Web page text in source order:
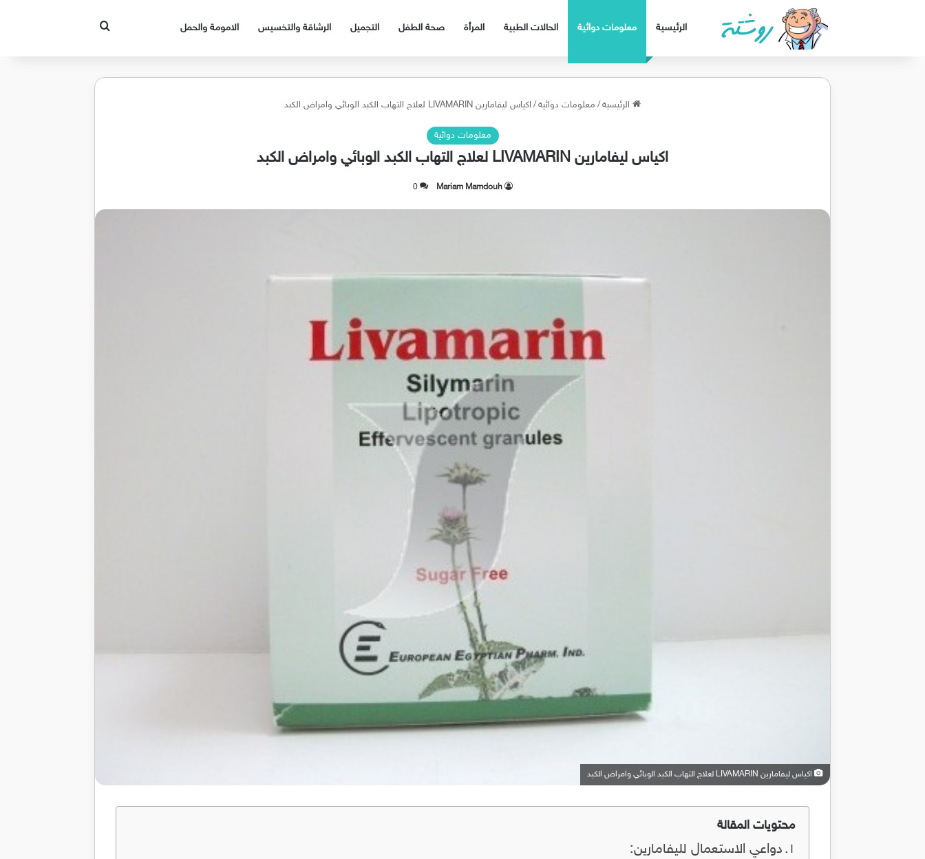
الرئيسية معلومات دوائية الحالات الطبية المرأة صحة الطفل التجميل الرشاقة والتخسيس الامومة والحمل بحث عن
الرئيسية/ معلومات دوائية/ اكياس ليفامارين LIVAMARIN لعلاج التهاب الكبد الوبائي وامراض الكبد
معلومات دوائية
اكياس ليفامارين LIVAMARIN لعلاج التهاب الكبد الوبائي وامراض الكبد
Mariam Mamdouh
0
اكياس ليفامارين LIVAMARIN لعلاج التهاب الكبد الوبائي وامراض الكبد
محتويات المقالة
دواعي الاستعمال لليفامارين: